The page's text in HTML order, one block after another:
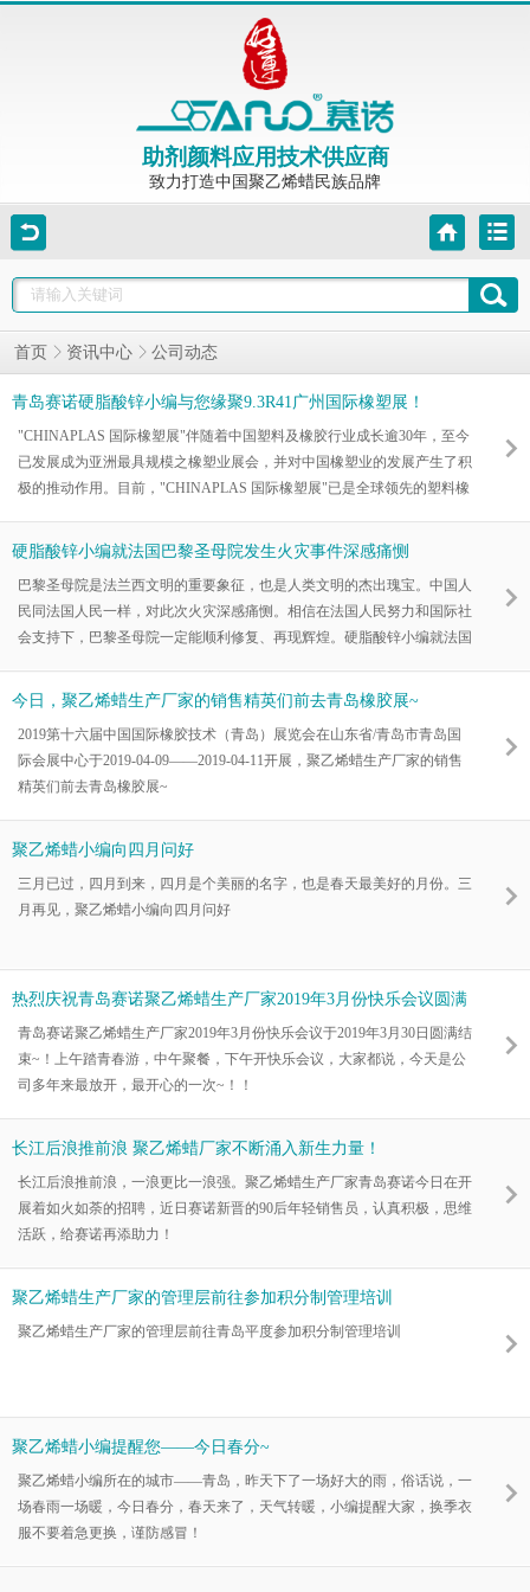
助剂颜料应用技术供应商
致力打造中国聚乙烯蜡民族品牌
首页 资讯中心 公司动态
青岛赛诺硬脂酸锌小编与您缘聚9.3R41广州国际橡塑展！
"CHINAPLAS 国际橡塑展"伴随着中国塑料及橡胶行业成长逾30年，至今
已发展成为亚洲最具规模之橡塑业展会，并对中国橡塑业的发展产生了积
极的推动作用。目前，"CHINAPLAS 国际橡塑展"已是全球领先的塑料橡
全球最顶尖的展会之一。青岛赛诺硬脂酸锌小编与您缘聚9.3R41广州国际
硬脂酸锌小编就法国巴黎圣母院发生火灾事件深感痛恻
巴黎圣母院是法兰西文明的重要象征，也是人类文明的杰出瑰宝。中国人
民同法国人民一样，对此次火灾深感痛恻。相信在法国人民努力和国际社
会支持下，巴黎圣母院一定能顺利修复、再现辉煌。硬脂酸锌小编就法国
今日，聚乙烯蜡生产厂家的销售精英们前去青岛橡胶展~
2019第十六届中国国际橡胶技术（青岛）展览会在山东省/青岛市青岛国
际会展中心于2019-04-09——2019-04-11开展，聚乙烯蜡生产厂家的销售
精英们前去青岛橡胶展~
聚乙烯蜡小编向四月问好
三月已过，四月到来，四月是个美丽的名字，也是春天最美好的月份。三
月再见，聚乙烯蜡小编向四月问好
热烈庆祝青岛赛诺聚乙烯蜡生产厂家2019年3月份快乐会议圆满
结束~！
青岛赛诺聚乙烯蜡生产厂家2019年3月份快乐会议于2019年3月30日圆满结
束~！上午踏青春游，中午聚餐，下午开快乐会议，大家都说，今天是公
司多年来最放开，最开心的一次~！！
长江后浪推前浪 聚乙烯蜡厂家不断涌入新生力量！
长江后浪推前浪，一浪更比一浪强。聚乙烯蜡生产厂家青岛赛诺今日在开
展着如火如荼的招聘，近日赛诺新晋的90后年轻销售员，认真积极，思维
活跃，给赛诺再添助力！
聚乙烯蜡生产厂家的管理层前往参加积分制管理培训
聚乙烯蜡生产厂家的管理层前往青岛平度参加积分制管理培训
聚乙烯蜡小编提醒您——今日春分~
聚乙烯蜡小编所在的城市——青岛，昨天下了一场好大的雨，俗话说，一
场春雨一场暖，今日春分，春天来了，天气转暖，小编提醒大家，换季衣
服不要着急更换，谨防感冒！